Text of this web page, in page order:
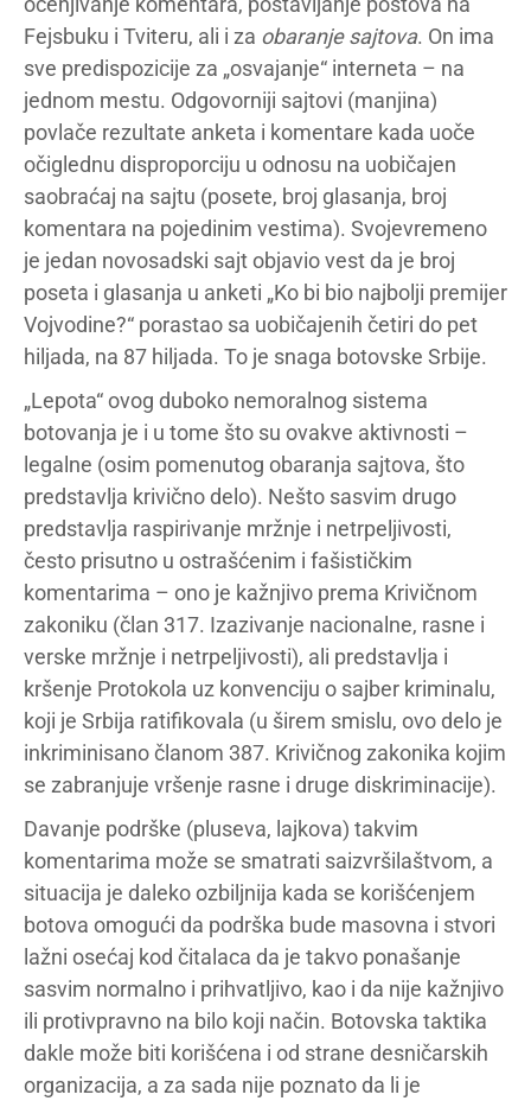
Fejsbuku i Tviteru, ali i za obaranje sajtova. On ima
sve predispozicije za „osvajanje“ interneta – na
jednom mestu. Odgovorniji sajtovi (manjina)
povlače rezultate anketa i komentare kada uoče
očiglednu disproporciju u odnosu na uobičajen
saobraćaj na sajtu (posete, broj glasanja, broj
komentara na pojedinim vestima). Svojevremeno
je jedan novosadski sajt objavio vest da je broj
poseta i glasanja u anketi „Ko bi bio najbolji premijer
Vojvodine?“ porastao sa uobičajenih četiri do pet
hiljada, na 87 hiljada. To je snaga botovske Srbije.
„Lepota“ ovog duboko nemoralnog sistema
botovanja je i u tome što su ovakve aktivnosti –
legalne (osim pomenutog obaranja sajtova, što
predstavlja krivično delo). Nešto sasvim drugo
predstavlja raspirivanje mržnje i netrpeljivosti,
često prisutno u ostrašćenim i fašističkim
komentarima – ono je kažnjivo prema Krivičnom
zakoniku (član 317. Izazivanje nacionalne, rasne i
verske mržnje i netrpeljivosti), ali predstavlja i
kršenje Protokola uz konvenciju o sajber kriminalu,
koji je Srbija ratifikovala (u širem smislu, ovo delo je
inkriminisano članom 387. Krivičnog zakonika kojim
se zabranjuje vršenje rasne i druge diskriminacije).
Davanje podrške (pluseva, lajkova) takvim
komentarima može se smatrati saizvršilaštvom, a
situacija je daleko ozbiljnija kada se korišćenjem
botova omogući da podrška bude masovna i stvori
lažni osećaj kod čitalaca da je takvo ponašanje
sasvim normalno i prihvatljivo, kao i da nije kažnjivo
ili protivpravno na bilo koji način. Botovska taktika
dakle može biti korišćena i od strane desničarskih
organizacija, a za sada nije poznato da li je